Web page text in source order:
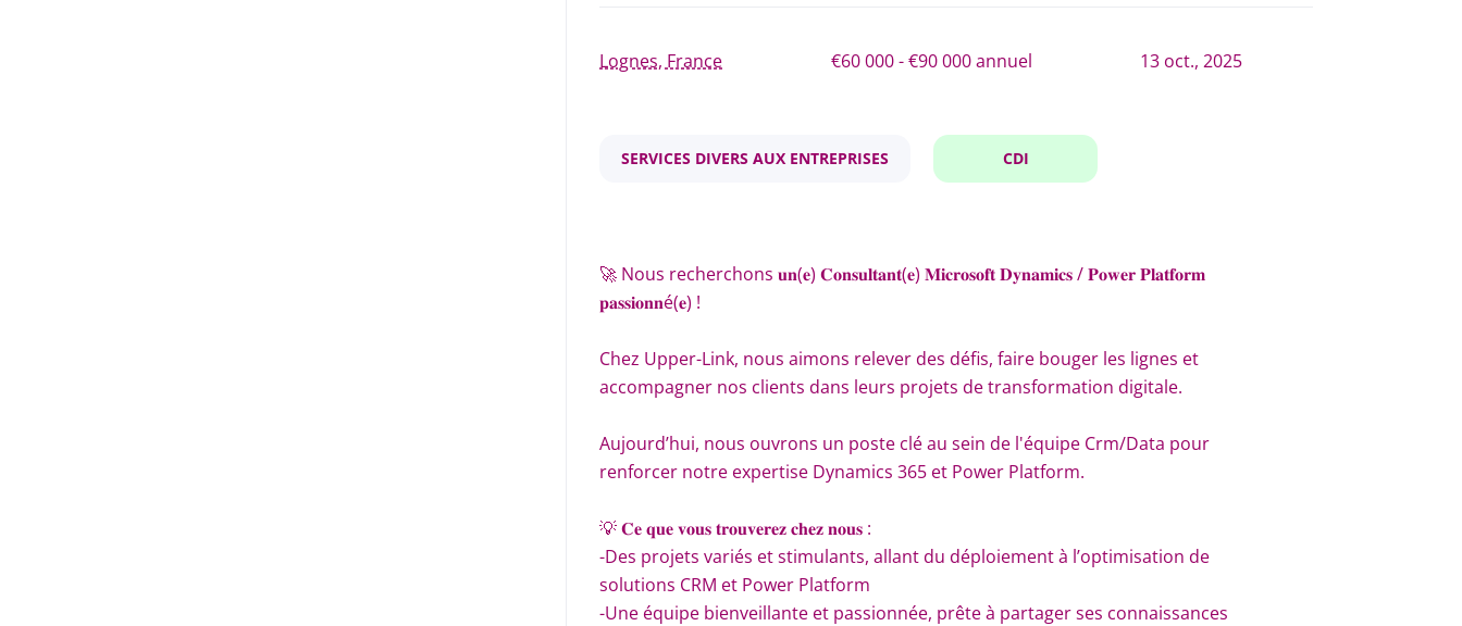
Lognes, France €60 000 - €90 000 annuel 13 oct., 2025
SERVICES DIVERS AUX ENTREPRISES CDI
🚀 Nous recherchons 𝐮𝐧(𝐞) 𝐂𝐨𝐧𝐬𝐮𝐥𝐭𝐚𝐧𝐭(𝐞) 𝐌𝐢𝐜𝐫𝐨𝐬𝐨𝐟𝐭 𝐃𝐲𝐧𝐚𝐦𝐢𝐜𝐬 / 𝐏𝐨𝐰𝐞𝐫 𝐏𝐥𝐚𝐭𝐟𝐨𝐫𝐦
𝐩𝐚𝐬𝐬𝐢𝐨𝐧𝐧é(𝐞) !
Chez Upper-Link, nous aimons relever des défis, faire bouger les lignes et
accompagner nos clients dans leurs projets de transformation digitale.
Aujourd’hui, nous ouvrons un poste clé au sein de l'équipe Crm/Data pour
renforcer notre expertise Dynamics 365 et Power Platform.
💡 𝐂𝐞 𝐪𝐮𝐞 𝐯𝐨𝐮𝐬 𝐭𝐫𝐨𝐮𝐯𝐞𝐫𝐞𝐳 𝐜𝐡𝐞𝐳 𝐧𝐨𝐮𝐬 :
-Des projets variés et stimulants, allant du déploiement à l’optimisation de
solutions CRM et Power Platform
-Une équipe bienveillante et passionnée, prête à partager ses connaissances